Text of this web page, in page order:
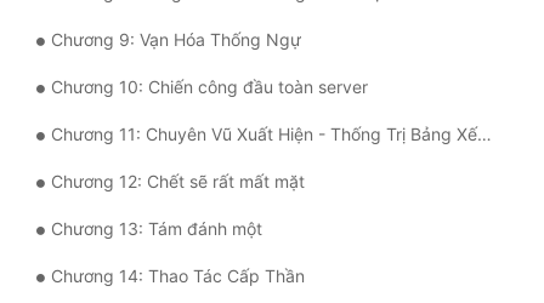
Tu Tiên
Tội Phạm
Vô Địch
Võ Hiệp
Võng Du
Chương 9: Vạn Hóa Thống Ngự
Chương 10: Chiến công đầu toàn server
Chương 11: Chuyên Vũ Xuất Hiện - Thống Trị Bảng Xếp Hạng
Chương 12: Chết sẽ rất mất mặt
Chương 13: Tám đánh một
Chương 14: Thao Tác Cấp Thần